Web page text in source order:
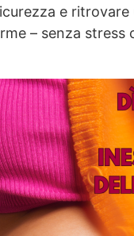
e ritrovare
– senza stress